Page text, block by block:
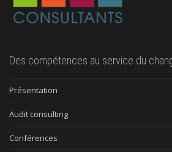
Des compétences au service du
Présentation
Audit consulting
Conférences